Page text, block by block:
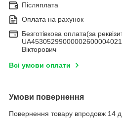
Післяплата
Оплата на рахунок
Безготівкова оплата(за
Вікторович
Всі умови оплати
Умови повернення
Повернення товару впродовж 14